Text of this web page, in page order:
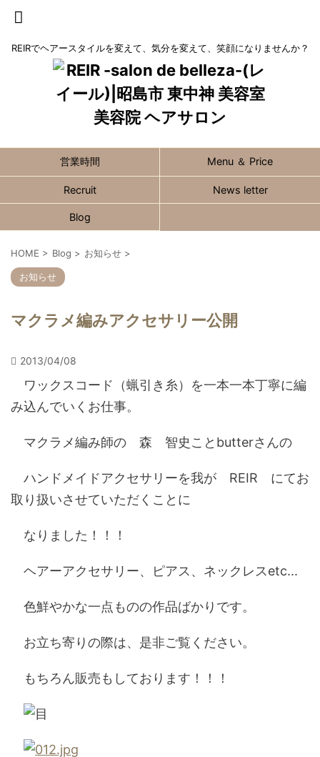
REIRでヘアースタイルを変えて、気分を変えて、笑顔になりませんか？
営業時間 Menu ＆ Price
Recruit News letter
Blog
HOME > Blog > お知らせ >
お知らせ
マクラメ編みアクセサリー公開
2013/04/08
ワックスコード（蝋引き糸）を一本一本丁寧に編
み込んでいくお仕事。
マクラメ編み師の 森 智史ことbutterさんの
ハンドメイドアクセサリーを我が REIR にてお
取り扱いさせていただくことに
なりました！！！
ヘアーアクセサリー、ピアス、ネックレスetc...
色鮮やかな一点ものの作品ばかりです。
お立ち寄りの際は、是非ご覧ください。
もちろん販売もしております！！！